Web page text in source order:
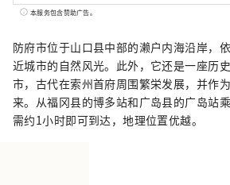
富的城市，古时曾在索州
本服务包含赞助广告。
防府市位于山口县中部的濑户内海沿岸，
近城市的自然风光。此外，它还是一座历
市，古代在索州首府周围繁栄发展，并作
来。从福冈县的博多站和广岛县的广岛站
需约1小时即可到达，地理位置优越。